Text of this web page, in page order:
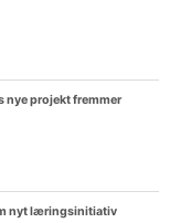
nye projekt fremmer
nyt læringsinitiativ